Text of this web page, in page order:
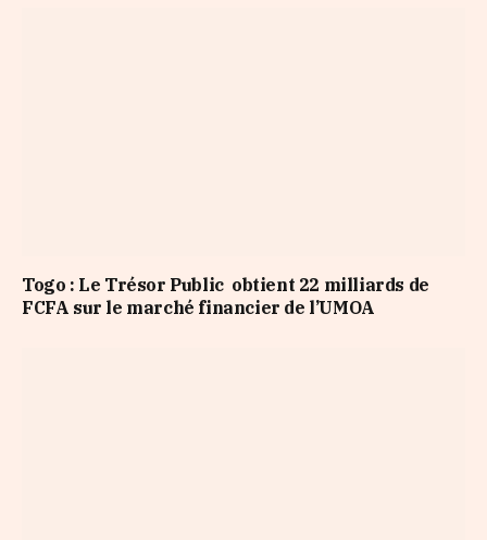
Togo : Le Trésor Public obtient 22 milliards de
FCFA sur le marché financier de l’UMOA